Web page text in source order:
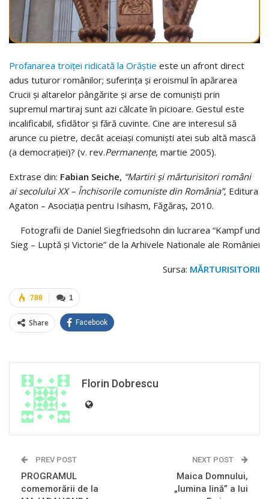
Profanarea troiţei ridicată la Orăştie este un afront direct
adus tuturor românilor; suferinţa şi eroismul în apărarea
Crucii şi altarelor pângărite şi arse de comunişti prin
supremul martiraj sunt azi călcate în picioare. Gestul este
incalificabil, sfidător şi fără cuvinte. Cine are interesul să
arunce cu pietre, decât aceiaşi comunişti atei sub altă mască
(a democraţiei)? (v. rev.Permanenţe, martie 2005).
Extrase din: Fabian Seiche, “Martiri şi mărturisitori români
ai secolului XX – Închisorile comuniste din România”, Editura
Agaton – Asociaţia pentru Isihasm, Făgăraş, 2010.
Fotografii de Daniel Siegfriedsohn din lucrarea “Kampf und
Sieg – Luptă şi Victorie” de la Arhivele Nationale ale României
Sursa: MĂRTURISITORII
1
788
Share Facebook
Florin Dobrescu
PREV POST
PROGRAMUL
comemorării de la
NEXT POST
Maica Domnului,
„lumina lină” a lui